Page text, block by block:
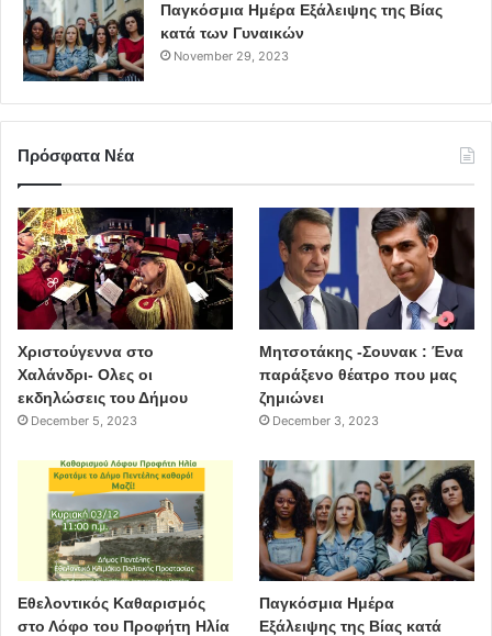
Παγκόσμια Ημέρα Εξάλειψης της Βίας
κατά των Γυναικών
November 29, 2023
Πρόσφατα Νέα
Χριστούγεννα στο
Χαλάνδρι- Ολες οι
εκδηλώσεις του Δήμου
December 5, 2023
Μητσοτάκης -Σουνακ : Ένα
παράξενο θέατρο που μας
ζημιώνει
December 3, 2023
Εθελοντικός Καθαρισμός
στο Λόφο του Προφήτη Ηλία
Παγκόσμια Ημέρα
Εξάλειψης της Βίας κατά